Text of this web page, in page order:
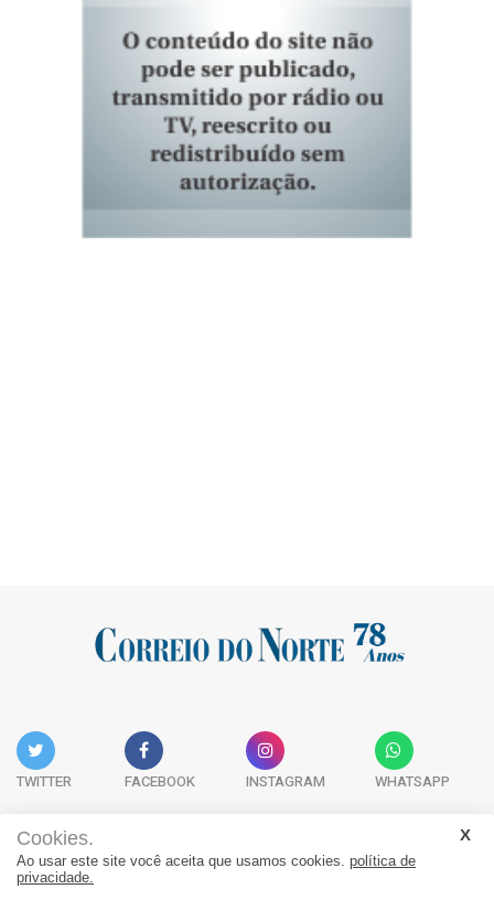
TWITTER FACEBOOK INSTAGRAM WHATSAPP
Acervo Digital Fale Conosco Quem Somos
Cookies.
Ao usar este site você aceita que usamos cookies. política de
privacidade.